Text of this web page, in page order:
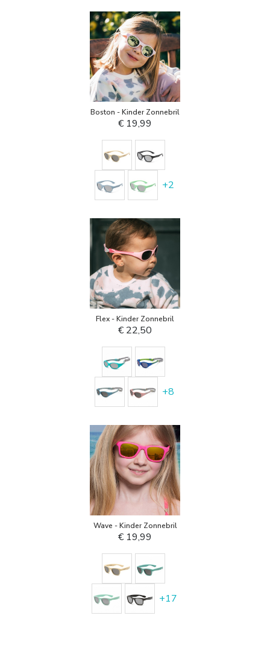
Boston - Kinder Zonnebril
€ 19,99
+2
Flex - Kinder Zonnebril
€ 22,50
+8
Wave - Kinder Zonnebril
€ 19,99
+17